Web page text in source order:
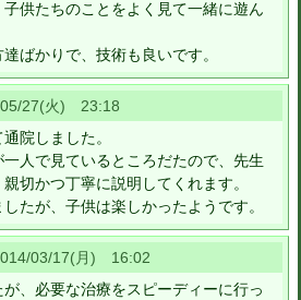
供たちのことをよく見て一緒に遊ん
ばかりで、技術も良いです。
27(火) 23:18
院しました。
人で見ているところだたので、先生
切かつ丁寧に説明してくれます。
たが、子供は楽しかったようです。
03/17(月) 16:02
、必要な治療をスピーディーに行っ